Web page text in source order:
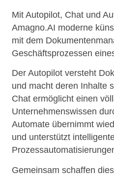
Mit Autopilot, Chat und
Amagno.AI moderne
mit dem
Geschäftsprozessen
Der Autopilot versteht
und macht deren Inhalte
Chat ermöglicht einen
Unternehmenswissen
Automate übernimmt
und unterstützt
Gemeinsam schaffen